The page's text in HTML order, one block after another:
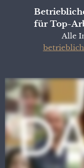
für Top-
Alle